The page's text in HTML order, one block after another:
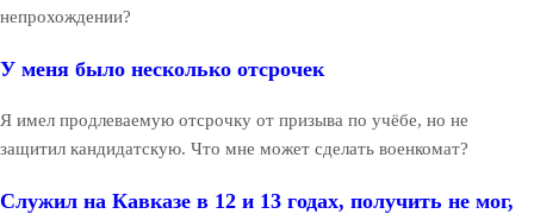
непрохождении?
У меня было несколько отсрочек
Я имел продлеваемую отсрочку от призыва по учёбе, но не
защитил кандидатскую. Что мне может сделать военкомат?
Служил на Кавказе в 12 и 13 годах, получить не мог,